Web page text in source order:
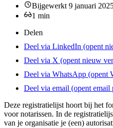
Bijgewerkt 9 januari
1 min
Delen
Deel via LinkedIn (opent
Deel via X (opent nieuw
Deel via WhatsApp (opent
Deel via email (opent email
Deze registratielijst hoort bij het
voor notarissen. In de
van je organisatie je (een)